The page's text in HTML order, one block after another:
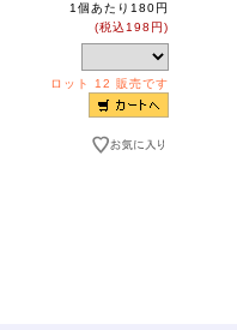
1個あたり180円
(税込198円)
ロット 12 販売です